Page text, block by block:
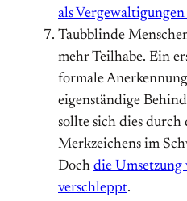
als
Taubblinde
mehr Teilhabe. Ein
formale
eigenständige
sollte sich dies
Merkzeichens im
Doch die
verschleppt.